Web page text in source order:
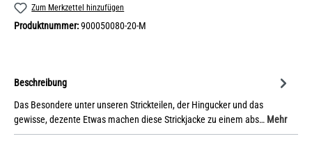
Zum Merkzettel hinzufügen
Produktnummer:900050080-20-M
Beschreibung
Das Besondere unter unseren Strickteilen, der Hingucker und das
gewisse, dezente Etwas machen diese Strickjacke zu einem abs… Mehr